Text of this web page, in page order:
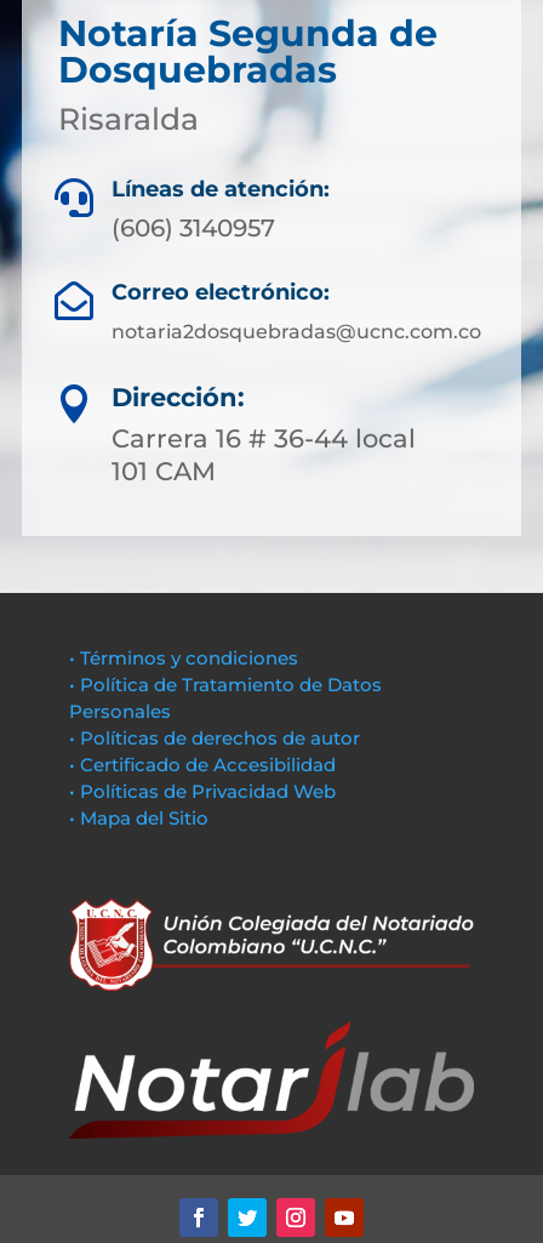
Notaría Segunda de
Dosquebradas
Risaralda
 Líneas de atención:
(606) 3140957
 Correo electrónico:
notaria2dosquebradas@ucnc.com.co

Dirección:
Carrera 16 # 36-44 local
101 CAM
• Términos y condiciones
• Política de Tratamiento de Datos
Personales
• Políticas de derechos de autor
• Certificado de Accesibilidad
• Políticas de Privacidad Web
• Mapa del Sitio